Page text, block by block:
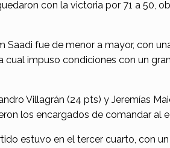
con la victoria por 71 a 50,
Saadi fue de menor a mayor, con
cual impuso condiciones con un
Villagrán (24 pts) y Jeremías
los encargados de comandar al
estuvo en el tercer cuarto, con